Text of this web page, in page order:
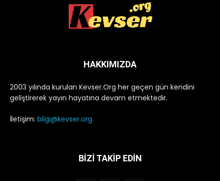
HAKKIMIZDA
2003 yılında kurulan Kevser.Org her geçen gün kendini
geliştirerek yayın hayatına devam etmektedir.
İletişim: bilgi@kevser.org
BİZİ TAKİP EDİN